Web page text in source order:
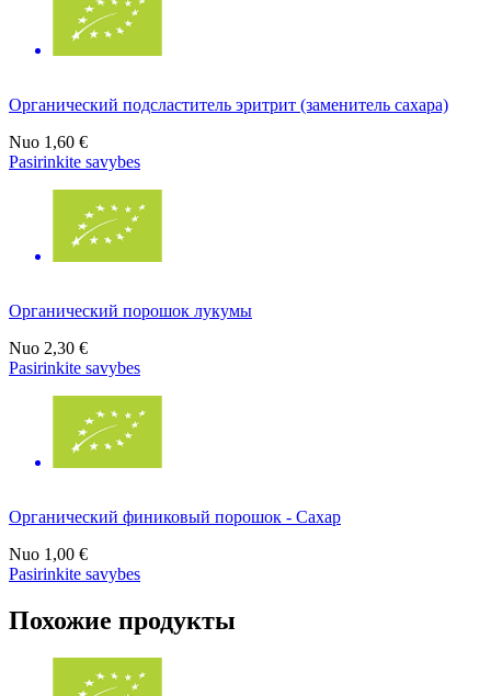
Органический подсластитель эритрит (заменитель сахара)
Nuo 1,60 €
Pasirinkite savybes
Органический порошок лукумы
Nuo 2,30 €
Pasirinkite savybes
Органический финиковый порошок - Сахар
Nuo 1,00 €
Pasirinkite savybes
Похожие продукты